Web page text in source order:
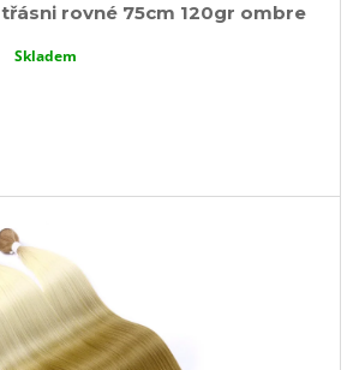
rovné 75cm 120gr ombre
Skladem